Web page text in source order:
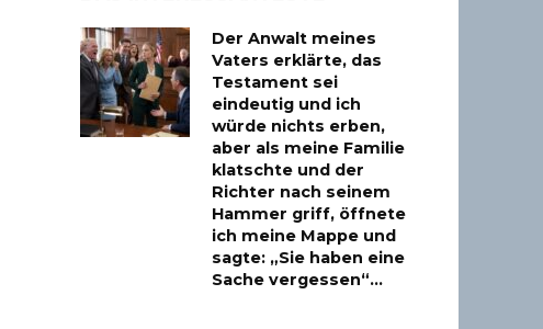
Der Anwalt meines
Vaters erklärte, das
Testament sei
eindeutig und ich
würde nichts erben,
aber als meine Familie
klatschte und der
Richter nach seinem
Hammer griff, öffnete
ich meine Mappe und
sagte: „Sie haben eine
Sache vergessen“…